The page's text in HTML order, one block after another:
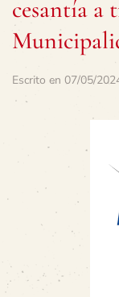
cesantía a
Escrito en 07/05/